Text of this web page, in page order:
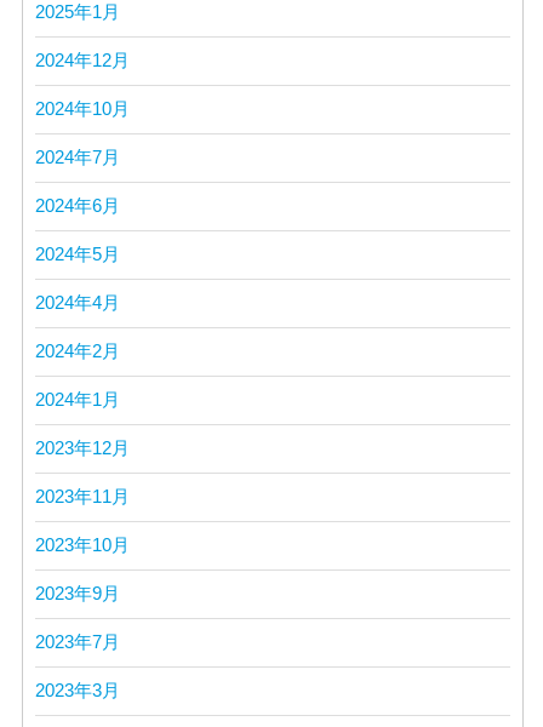
2025年1月
2024年12月
2024年10月
2024年7月
2024年6月
2024年5月
2024年4月
2024年2月
2024年1月
2023年12月
2023年11月
2023年10月
2023年9月
2023年7月
2023年3月